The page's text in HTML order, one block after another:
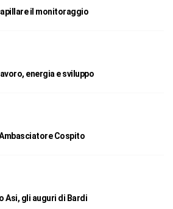
il monitoraggio
energia e sviluppo
Cospito
Asi, gli auguri di Bardi